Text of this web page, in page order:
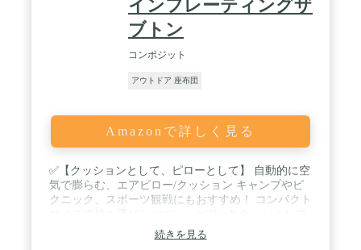
インフレーティングザ
ブトン
コンポジット
アウトドア 座布団
Amazonで詳しく見る
✅【クッションとして、ピローとして】 自動的に空
気で膨らむ、エアピロー/クッション キャンプやピ
クニック、スポーツ観戦にもおすすめ！ コンパクト
す。 バルブを回すだけで空気が入り、クッションと
して使用したり、 二つ折りにすることでピローとし
続きを見る